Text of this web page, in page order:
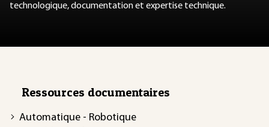
technologique, documentation et expertise technique.
Ressources documentaires
Automatique - Robotique